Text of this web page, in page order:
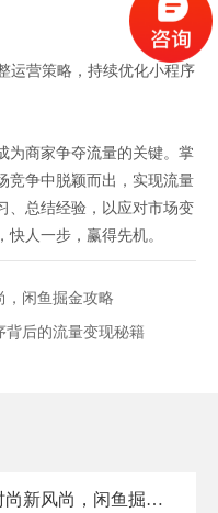
运营策略，持续优化小程序
为商家争夺流量的关键。掌
竞争中脱颖而出，实现流量
、总结经验，以应对市场变
人一步，赢得先机。
，闲鱼掘金攻略
背后的流量变现秘籍
鱼跃小红书：二手时尚新风尚，闲鱼掘金攻略